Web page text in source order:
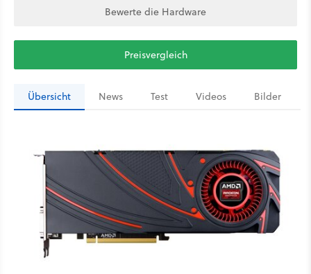
Bewerte die Hardware
Preisvergleich
Übersicht News Test Videos Bilder